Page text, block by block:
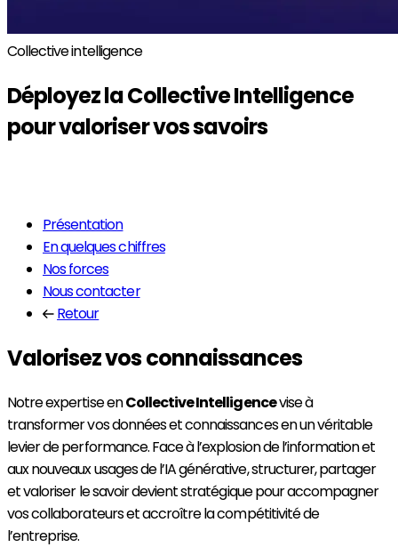
Collective intelligence
Déployez laCollective Intelligence
pour valoriser vos savoirs
Présentation
En quelques chiffres
Nos forces
Nous contacter
Retour
Valorisez vos connaissances
Notre expertise enCollective Intelligencevise à
transformer vos données et connaissances en un véritable
levier de performance. Face à l’explosion de l’information et
aux nouveaux usages de l’IA générative, structurer, partager
et valoriser le savoir devient stratégique pour accompagner
vos collaborateurs et accroître la compétitivité de
l’entreprise.